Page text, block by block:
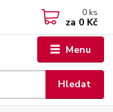
Menu
Hledat
0 ks
za 0 Kč